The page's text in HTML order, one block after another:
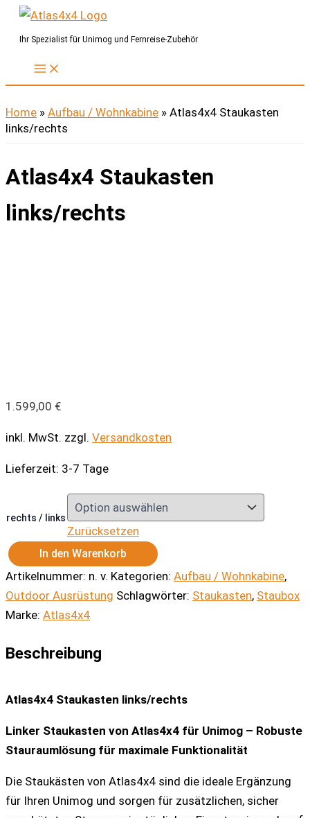
Zum
InhaltIhr Spezialist für Unimog und Fernreise-Zubehör
Home » Aufbau / Wohnkabine » Atlas4x4 Staukasten
links/rechts
Atlas4x4 Staukasten
links/rechts
1.599,00 €
inkl. MwSt. zzgl. Versandkosten
Lieferzeit: 3-7 Tage
rechts / links
Zurücksetzen
Atlas4x4
Staukasten
links/rechts
In den Warenkorb
Artikelnummer: n. v. Kategorien: Aufbau / Wohnkabine,
Outdoor Ausrüstung Schlagwörter: Staukasten, Staubox
Marke: Atlas4x4
Beschreibung
Atlas4x4 Staukasten links/rechts
Linker Staukasten von Atlas4x4 für Unimog – Robuste
Stauraumlösung für maximale Funktionalität
Die Staukästen von Atlas4x4 sind die ideale Ergänzung
für Ihren Unimog und sorgen für zusätzlichen, sicher